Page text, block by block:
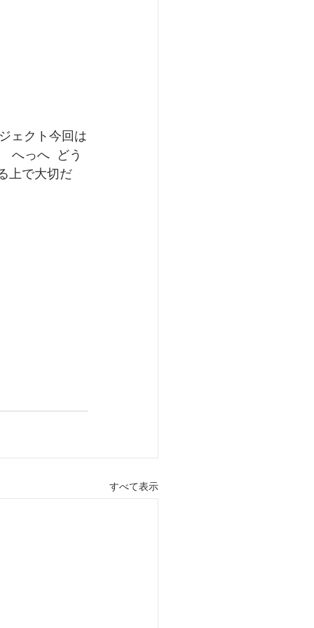
ェクト今回は
へっへ  どう
上で大切だ
すべて表示